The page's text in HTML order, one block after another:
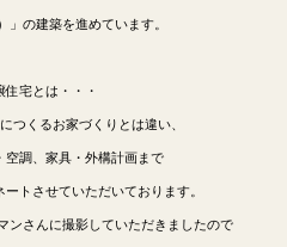
」の建築を進めています。
宅とは・・・
つくるお家づくりとは違い、
空調、家具・外構計画まで
トさせていただいております。
ンさんに撮影していただきましたので